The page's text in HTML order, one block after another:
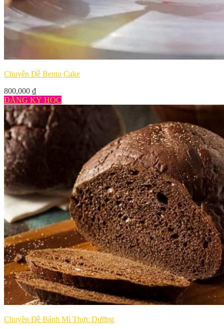
Chuyên Đề Bento Cake
800,000 ₫
ĐĂNG KÝ HỌC
Chuyên Đề Bánh Mì Thực Dưỡng